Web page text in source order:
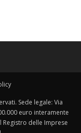
Sede legale: Via
euro interamente
Registro delle Imprese